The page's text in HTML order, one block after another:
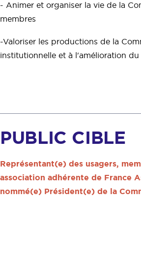
- Animer et organiser la vie de la
membres
-Valoriser les productions de la
institutionnelle et à l'amélioration du
PUBLIC CIBLE
Représentant(e) des usagers,
association adhérente de France
nommé(e) Président(e) de la